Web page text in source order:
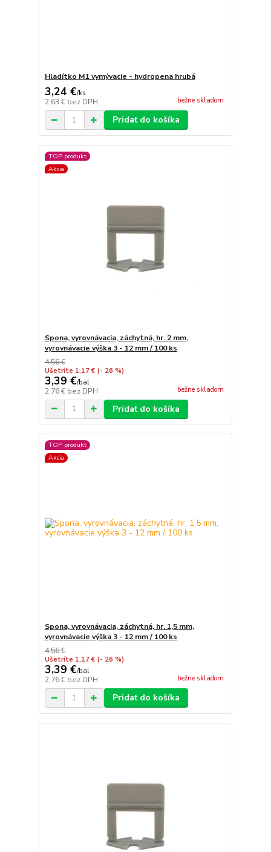
Hladítko M1 vymývacie - hydropena hrubá
3,24 €/ks
2,63 € bez DPH bežne skladom
Pridať do košíka
TOP produkt
Akcia
Spona, vyrovnávacia, záchytná, hr. 2 mm,
vyrovnávacie výška 3 - 12 mm / 100 ks
4,56 €
Ušetríte 1,17 € (- 26 %)
3,39 €/bal
2,76 € bez DPH bežne skladom
Pridať do košíka
TOP produkt
Akcia
Spona, vyrovnávacia, záchytná, hr. 1,5 mm,
vyrovnávacie výška 3 - 12 mm / 100 ks
4,56 €
Ušetríte 1,17 € (- 26 %)
3,39 €/bal
2,76 € bez DPH bežne skladom
Pridať do košíka